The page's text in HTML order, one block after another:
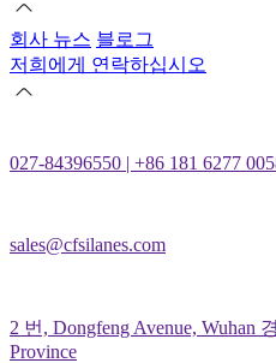
회사 뉴스 블로그
저희에게 연락하십시오
027-84396550 | +86 181 6277
sales@cfsilanes.com
2 번, Dongfeng Avenue, Wuhan
Province